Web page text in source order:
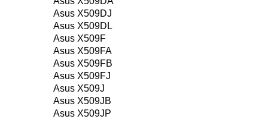
Asus X509DJ
Asus X509DL
Asus X509F
Asus X509FA
Asus X509FB
Asus X509FJ
Asus X509J
Asus X509JB
Asus X509JP